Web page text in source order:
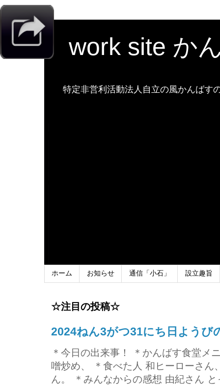
work site か
特定非営利活動法人自立の風かんばす
ホーム お知らせ 通信「小石」 設立趣旨
☆注目の投稿☆
2024ねん3がつ31にち日ようび
＊今日の出来事！ ＊かんばす食堂メ
噌炒め、 ＊食べた人 和ヒーローさん
ん。 ＊みんなからの感想 由紀さん